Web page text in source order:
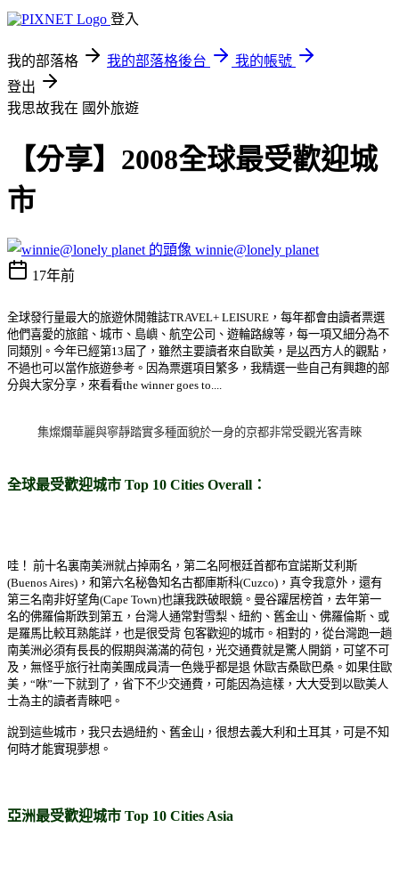
登入
我的部落格 我的部落格後台
我的帳號
登出
我思故我在 國外旅遊
【分享】2008全球最受歡迎城
市
winnie@lonely planet
17年前
全球發行量最大的旅遊休閒雜誌TRAVEL+ LEISURE，每年都會由讀者票選
他們喜愛的旅館、城市、島嶼、航空公司、遊輪路線等，每一項又細分為不
同類別。今年已經第13屆了，雖然主要讀者來自歐美 ，是以西方人的觀點 ，
不過也可以當作旅遊參考。因為票選項目繁多，我精選一些自己有興趣的部
分與大家分享，來看看the winner goes to....
集燦爛華麗與寧靜踏實多種面貌於一身的京都非常受觀光客青睞
全球最受歡迎城市 Top 10 Cities Overall：
哇！ 前十名裏南美洲就占掉兩名，第二名阿根廷首都布宜諾斯艾利斯
(Buenos Aires)，和第六名秘魯知名古都庫斯科(Cuzco)，真令我意外，還有
第三名南非好望角(Cape Town)也讓我跌破眼鏡。曼谷躍居榜首，去年第一
名的佛羅倫斯跌到第五，台灣人通常對雪梨、紐約、舊金山、佛羅倫斯、或
是羅馬比較耳熟能詳，也是很受背 包客歡迎的城市。相對的，從台灣跑一趟
南美洲必須有長長的假期與滿滿的荷包，光交通費就是驚人開銷，可望不可
及，無怪乎旅行社南美團成員清一色幾乎都是退 休歐吉桑歐巴桑。如果住歐
美，“咻”一下就到了，省下不少交通費，可能因為這樣，大大受到以歐美人
士為主的讀者青睞吧。
說到這些城市，我只去過紐約、舊金山，很想去義大利和土耳其，可是不知
何時才能實現夢想。
亞洲最受歡迎城市 Top 10 Cities Asia